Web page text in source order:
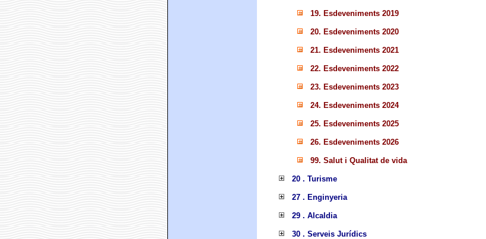
19. Esdeveniments 2019
20. Esdeveniments 2020
21. Esdeveniments 2021
22. Esdeveniments 2022
23. Esdeveniments 2023
24. Esdeveniments 2024
25. Esdeveniments 2025
26. Esdeveniments 2026
99. Salut i Qualitat de vida
20 . Turisme
27 . Enginyeria
29 . Alcaldia
30 . Serveis Jurídics